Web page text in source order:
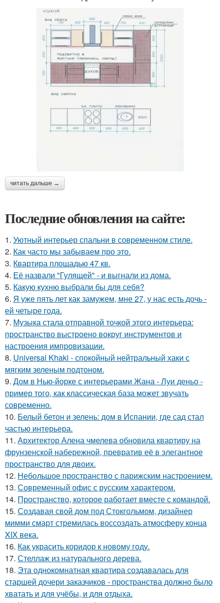
читать дальше →
Последние обновления на сайте:
1. Уютный интерьер спальни в современном стиле.
2. Как часто мы забываем про это.
3. Квартира площадью 47 кв.
4. Её назвали "Гулящей" - и выгнали из дома.
5. Какую кухню выбрали бы для себя?
6. Я уже пять лет как замужем, мне 27, у нас есть дочь -
ей четыре года.
7. Музыка стала отправной точкой этого интерьера:
пространство выстроено вокруг инструментов и
настроения импровизации.
8. Universal Khaki - спокойный нейтральный хаки с
мягким зеленым подтоном.
9. Дом в Нью-йорке с интерьерами Жана - Луи деньо -
пример того, как классическая база может звучать
современно.
10. Белый бетон и зелень: дом в Испании, где сад стал
частью интерьера.
11. Архитектор Алена чмелева обновила квартиру на
фрунзенской набережной, превратив её в элегантное
пространство для двоих.
12. Небольшое пространство с парижским настроением.
13. Современный офис с русским характером.
14. Пространство, которое работает вместе с командой.
15. Создавая свой дом под Стокгольмом, дизайнер
мимми смарт стремилась воссоздать атмосферу конца
XIX века.
16. Как украсить коридор к новому году.
17. Стеллаж из натурального дерева.
18. Эта однокомнатная квартира создавалась для
старшей дочери заказчиков - пространства должно было
хватать и для учёбы, и для отдыха.